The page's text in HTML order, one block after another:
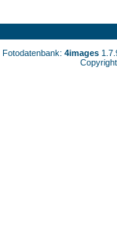
Fotodatenbank: 4images